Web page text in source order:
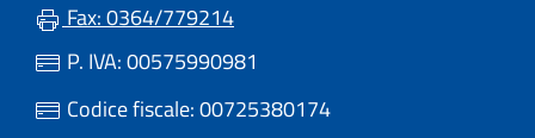
Fax: 0364/779214
P. IVA: 00575990981
Codice fiscale: 00725380174